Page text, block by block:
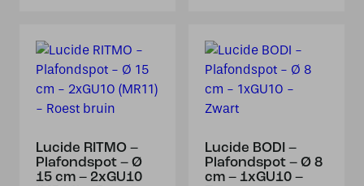
Lucide RITMO –
Plafondspot – Ø
15 cm – 2xGU10
Lucide BODI –
Plafondspot – Ø 8
cm – 1xGU10 –